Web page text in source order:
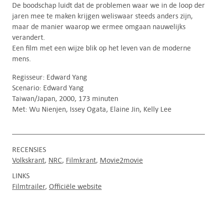
De boodschap luidt dat de problemen waar we in de loop der
jaren mee te maken krijgen weliswaar steeds anders zijn,
maar de manier waarop we ermee omgaan nauwelijks
verandert.
Een film met een wijze blik op het leven van de moderne
mens.
Regisseur: Edward Yang
Scenario: Edward Yang
Taiwan/Japan, 2000, 173 minuten
Met: Wu Nienjen, Issey Ogata, Elaine Jin, Kelly Lee
RECENSIES
Volkskrant NRC Filmkrant Movie2movie
LINKS
Filmtrailer Officiële website